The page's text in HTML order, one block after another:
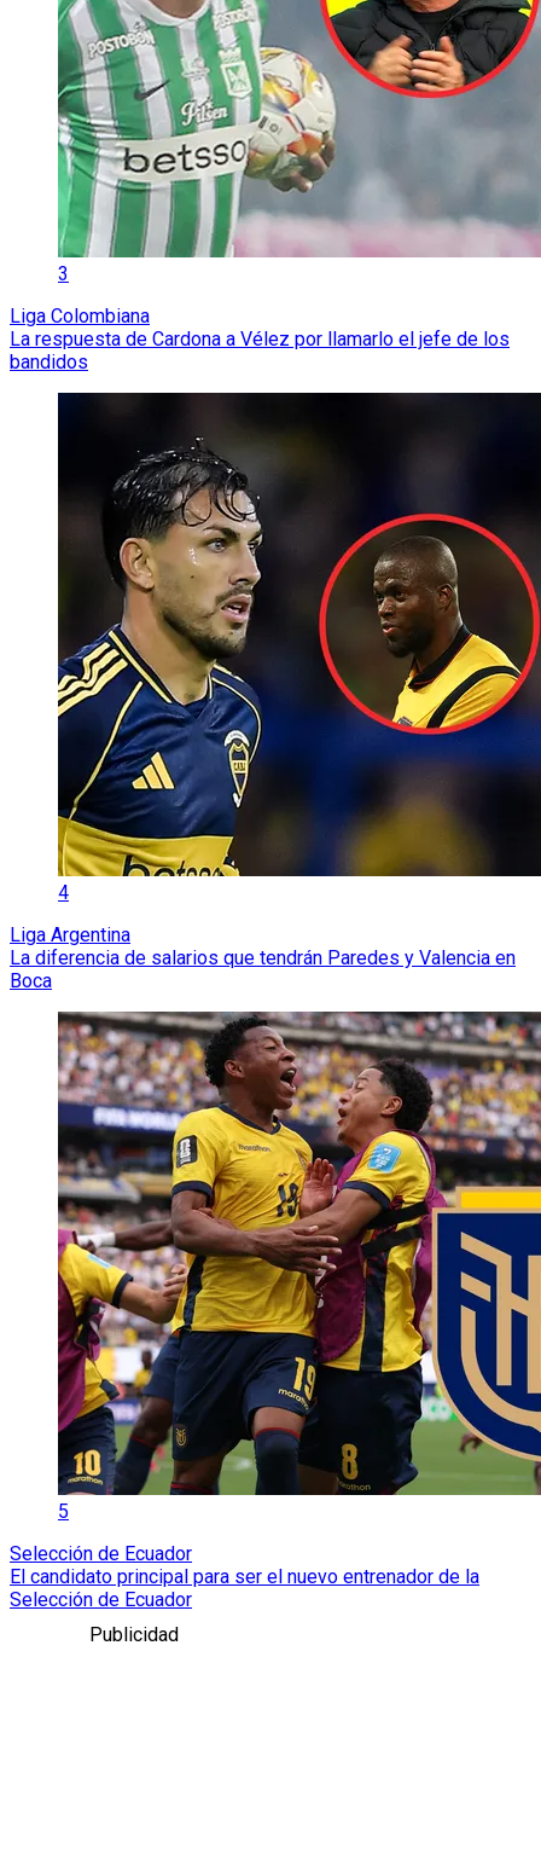
3
Liga Colombiana
La respuesta de Cardona a Vélez por llamarlo el jefe de los
bandidos
4
Liga Argentina
La diferencia de salarios que tendrán Paredes y Valencia en
Boca
5
Selección de Ecuador
El candidato principal para ser el nuevo entrenador de la
Selección de Ecuador
Publicidad